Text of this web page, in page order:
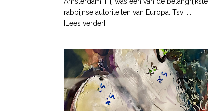
rabbijnse autoriteiten van Europa. Tsvi
[Lees verder]